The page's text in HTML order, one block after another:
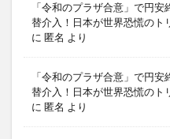
「令和のプラザ合意」で円
替介入！日本が世界恐慌のト
に 匿名 より
「令和のプラザ合意」で円
替介入！日本が世界恐慌のト
に 匿名 より